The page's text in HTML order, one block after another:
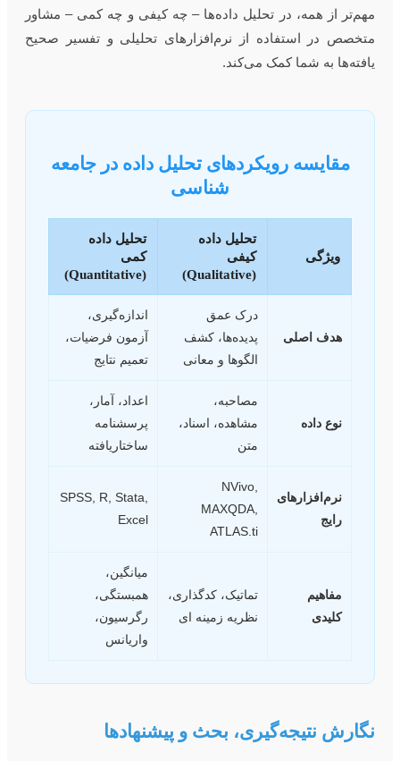
از همه، در تحلیل داده‌ها – چه کیفی و چه کمی – مشاور
در استفاده از نرم‌افزارهای تحلیلی و تفسیر صحیح
به شما کمک می‌کند.
مقایسه رویکردهای تحلیل داده در جامعه
شناسی
ویژگی
تحلیل داده
کیفی
تحلیل داده
هدف اصلی
درک عمق
پدیده‌ها، کشف
الگوها و معانی
اندازه‌گیری،
آزمون فرضیات،
تعمیم نتایج
نوع داده
مصاحبه،
مشاهده، اسناد،
اعداد، آمار،
پرسشنامه
ساختاریافته
نرم‌افزارهای
NVivo,
MAXQDA,
ATLAS.ti
SPSS, R, Stata,
Excel
مفاهیم
کلیدی
تماتیک، کدگذاری،
نظریه زمینه ای
میانگین،
همبستگی،
رگرسیون،
واریانس
نتیجه‌گیری، بحث و پیشنهادها